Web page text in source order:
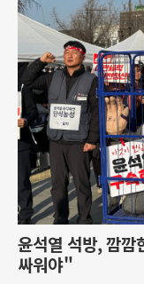
윤석열 석방, 깜
싸워야"